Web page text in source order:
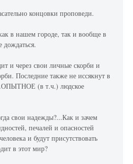
концовки проповеди.
в нашем городе, так и вообще в
дождаться.
и через свои личные скорби и
Последние также не иссякнут в
(в т.ч.) людское
свои надежды?...Как и зачем
печалей и опасностей
и будут присутствовать
в этот мир?